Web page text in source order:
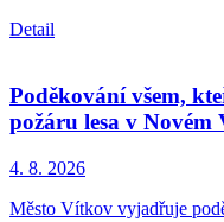
Detail
Poděkování všem,
požáru lesa v Novém
4. 8. 2026
Město Vítkov vyjadřuje